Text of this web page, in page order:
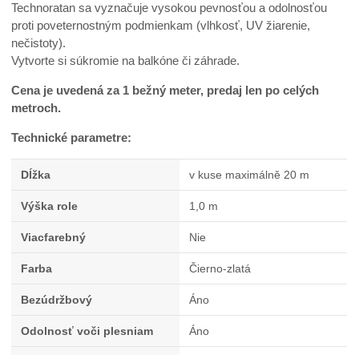
Technoratan sa vyznačuje vysokou pevnosťou a odolnosťou
proti poveternostným podmienkam (vlhkosť, UV žiarenie,
nečistoty).
Vytvorte si súkromie na balkóne či záhrade.
Cena je uvedená za 1 bežný meter, predaj len po celých
metroch.
Technické parametre:
Dĺžka v kuse maximálně 20 m
Výška role 1,0 m
Viacfarebný Nie
Farba Čierno-zlatá
Bezúdržbový Áno
Odolnosť voči plesniam Áno